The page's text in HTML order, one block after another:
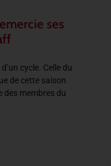
ses
cycle. Celle du
de cette saison
des membres du